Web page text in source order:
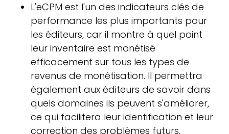
L'eCPM est l'un des indicateurs clés de
performance les plus importants pour
les éditeurs, car il montre à quel point
leur inventaire est monétisé
efficacement sur tous les types de
revenus de monétisation. Il permettra
également aux éditeurs de savoir dans
quels domaines ils peuvent s'améliorer,
ce qui facilitera leur identification et leur
correction des problèmes futurs.